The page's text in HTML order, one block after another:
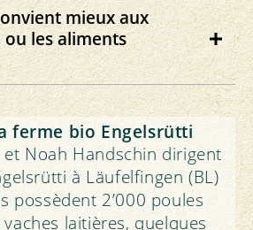
accorde une
à un élevage et un
respectent les besoins
animaux agricoles.
bio, les animaux ont en
plus diversifié
jour et sorties en plein
de plus de place que
conventionnels. Le sol
mieux aux
ou les aliments
des ruminants avec
et une caillette. Ils
nutritifs difficiles
la cellulose, et les
de grande
ruminants peuvent
ferme bio Engelsrütti
et Noah Handschin dirigent
à Läufelfingen (BL)
possèdent 2’000 poules
laitières, quelques